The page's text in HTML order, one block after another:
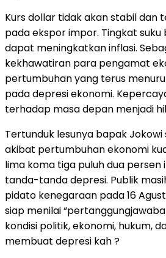
Kurs dollar tidak akan stabil dan
pada ekspor impor. Tingkat suku
dapat meningkatkan inflasi.
kekhawatiran para pengamat
pertumbuhan yang terus
pada depresi ekonomi.
terhadap masa depan menjadi
Tertunduk lesunya bapak
akibat pertumbuhan ekonomi
lima koma tiga puluh dua persen
tanda-tanda depresi. Publik
pidato kenegaraan pada 16
siap menilai
kondisi politik, ekonomi, hukum,
membuat depresi kah ?